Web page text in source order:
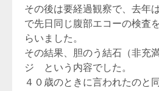
その後は要経過観察で、去年
で先日同じ腹部エコーの検査
らいました。
その結果、胆のう結石（非充
ジ という内容でした。
４０歳のときに言われたのと